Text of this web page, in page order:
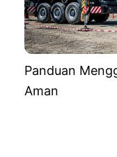
Panduan
Aman